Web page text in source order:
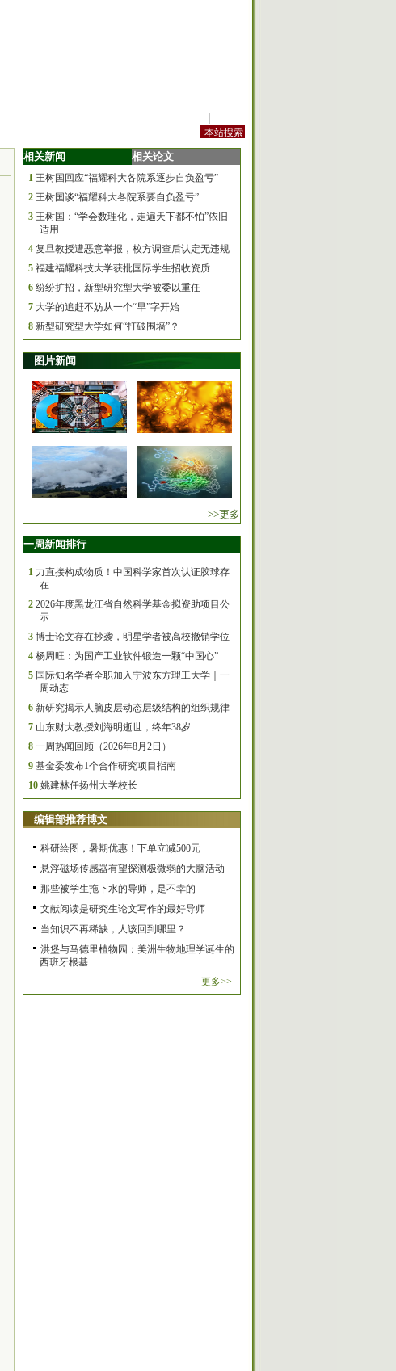
相关新闻 相关论文
1 王树国回应“福耀科大各院系逐步自负盈亏”
2 王树国谈“福耀科大各院系要自负盈亏”
3 王树国：“学会数理化，走遍天下都不怕”依旧
适用
4 复旦教授遭恶意举报，校方调查后认定无违规
5 福建福耀科技大学获批国际学生招收资质
6 纷纷扩招，新型研究型大学被委以重任
7 大学的追赶不妨从一个“早”字开始
8 新型研究型大学如何“打破围墙”？
图片新闻
>>更多
一周新闻排行
1 力直接构成物质！中国科学家首次认证胶球存
在
2 2026年度黑龙江省自然科学基金拟资助项目公
示
3 博士论文存在抄袭，明星学者被高校撤销学位
4 杨周旺：为国产工业软件锻造一颗“中国心”
5 国际知名学者全职加入宁波东方理工大学｜一
周动态
6 新研究揭示人脑皮层动态层级结构的组织规律
7 山东财大教授刘海明逝世，终年38岁
8 一周热闻回顾（2026年8月2日）
9 基金委发布1个合作研究项目指南
10 姚建林任扬州大学校长
编辑部推荐博文
科研绘图，暑期优惠！下单立减500元
悬浮磁场传感器有望探测极微弱的大脑活动
那些被学生拖下水的导师，是不幸的
文献阅读是研究生论文写作的最好导师
当知识不再稀缺，人该回到哪里？
洪堡与马德里植物园：美洲生物地理学诞生的
西班牙根基
更多>>